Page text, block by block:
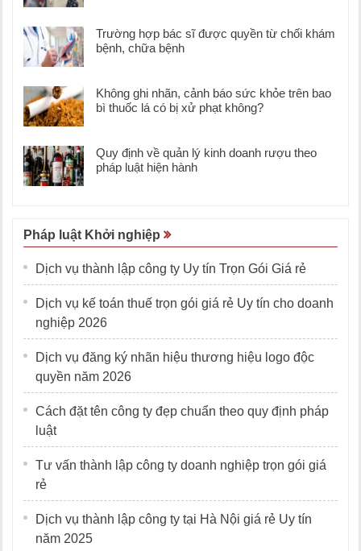
Trường hợp bác sĩ được quyền từ chối khám
bệnh, chữa bệnh
Không ghi nhãn, cảnh báo sức khỏe trên bao
bì thuốc lá có bị xử phạt không?
Quy định về quản lý kinh doanh rượu theo
pháp luật hiện hành
Pháp luật Khởi nghiệp
Dịch vụ thành lập công ty Uy tín Trọn Gói Giá rẻ
Dịch vụ kế toán thuế trọn gói giá rẻ Uy tín cho doanh
nghiệp 2026
Dịch vụ đăng ký nhãn hiệu thương hiệu logo độc
quyền năm 2026
Cách đặt tên công ty đẹp chuẩn theo quy định pháp
luật
Tư vấn thành lập công ty doanh nghiệp trọn gói giá
rẻ
Dịch vụ thành lập công ty tại Hà Nội giá rẻ Uy tín
năm 2025